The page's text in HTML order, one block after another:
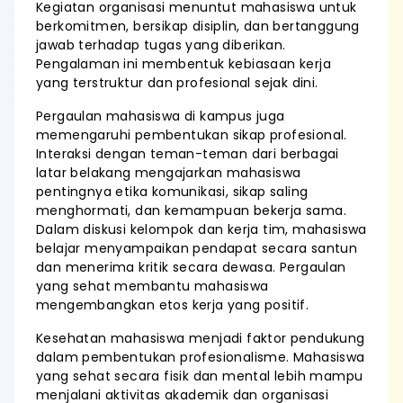
Kegiatan organisasi menuntut mahasiswa untuk
berkomitmen, bersikap disiplin, dan bertanggung
jawab terhadap tugas yang diberikan.
Pengalaman ini membentuk kebiasaan kerja
yang terstruktur dan profesional sejak dini.
Pergaulan mahasiswa di kampus juga
memengaruhi pembentukan sikap profesional.
Interaksi dengan teman-teman dari berbagai
latar belakang mengajarkan mahasiswa
pentingnya etika komunikasi, sikap saling
menghormati, dan kemampuan bekerja sama.
Dalam diskusi kelompok dan kerja tim, mahasiswa
belajar menyampaikan pendapat secara santun
dan menerima kritik secara dewasa. Pergaulan
yang sehat membantu mahasiswa
mengembangkan etos kerja yang positif.
Kesehatan mahasiswa menjadi faktor pendukung
dalam pembentukan profesionalisme. Mahasiswa
yang sehat secara fisik dan mental lebih mampu
menjalani aktivitas akademik dan organisasi